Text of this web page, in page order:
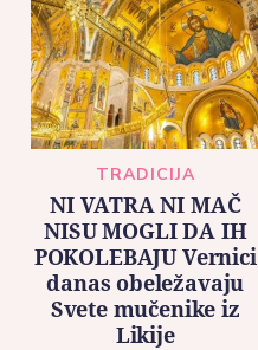
TRADICIJA
NI VATRA NI MAČ
NISU MOGLI DA IH
POKOLEBAJU Vernici
danas obeležavaju
Svete mučenike iz
Likije